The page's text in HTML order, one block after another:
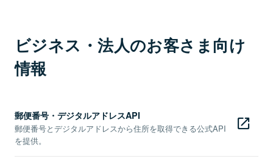
ビジネス・法人のお客さま向け
情報
郵便番号・デジタルアドレスAPI
郵便番号とデジタルアドレスから住所を取得できる公式API
を提供。